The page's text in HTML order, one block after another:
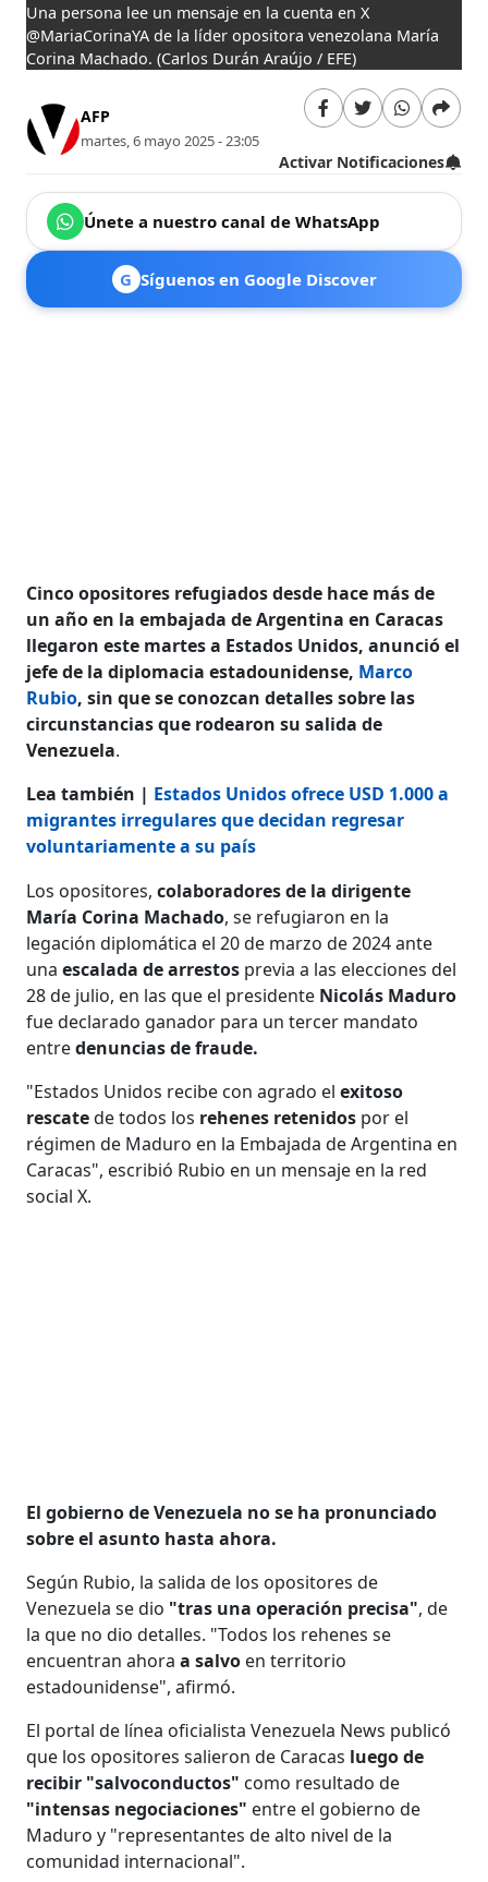
Una persona lee un mensaje en la cuenta en X
@MariaCorinaYA de la líder opositora venezolana María
Corina Machado.(Carlos Durán Araújo / EFE)
AFP
martes, 6 mayo 2025 - 23:05
Activar Notificaciones
Únete a nuestro canal de WhatsApp
G Síguenos en Google Discover
Cinco opositores refugiados desde hace más de
un año en la embajada de Argentina en Caracas
llegaron este martes a Estados Unidos, anunció el
jefe de la diplomacia estadounidense, Marco
Rubio, sin que se conozcan detalles sobre las
circunstancias que rodearon su salida de
Venezuela.
Lea también | Estados Unidos ofrece USD 1.000 a
migrantes irregulares que decidan regresar
voluntariamente a su país
Los opositores, colaboradores de la dirigente
María Corina Machado, se refugiaron en la
legación diplomática el 20 de marzo de 2024 ante
una escalada de arrestos previa a las elecciones del
28 de julio, en las que el presidente Nicolás Maduro
fue declarado ganador para un tercer mandato
entredenuncias de fraude.
"Estados Unidos recibe con agrado elexitoso
rescatede todos los rehenes retenidos por el
régimen de Maduro en la Embajada de Argentina en
Caracas", escribió Rubio en un mensaje en la red
social X.
El gobierno de Venezuela no se ha pronunciado
sobre el asunto hasta ahora.
Según Rubio, la salida de los opositores de
Venezuela se dio "tras una operación precisa", de
la que no dio detalles. "Todos los rehenes se
encuentran ahoraa salvo en territorio
estadounidense", afirmó.
El portal de línea oficialista Venezuela News publicó
que los opositores salieron de Caracas luego de
recibir "salvoconductos" como resultado de
"intensas negociaciones" entre el gobierno de
Maduro y "representantes de alto nivel de la
comunidad internacional".